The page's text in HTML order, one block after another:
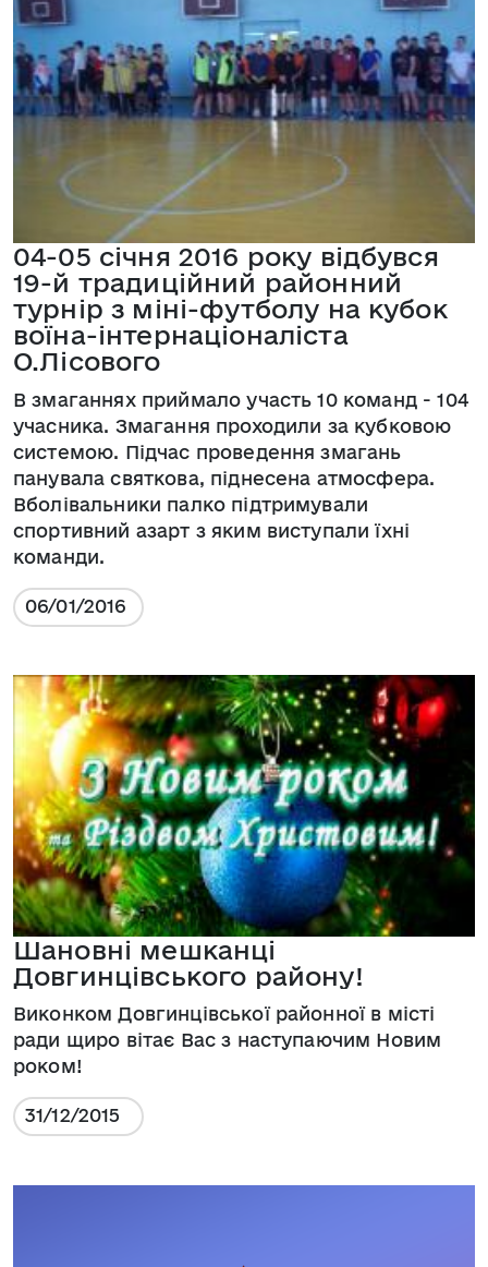
04-05 січня 2016 року відбувся
19-й традиційний районний
турнір з міні-футболу на кубок
воїна-інтернаціоналіста
О.Лісового
В змаганнях приймало участь 10 команд - 104
учасника. Змагання проходили за кубковою
системою. Підчас проведення змагань
панувала святкова, піднесена атмосфера.
Вболівальники палко підтримували
спортивний азарт з яким виступали їхні
команди.
06/01/2016
Шановні мешканці
Довгинцівського району!
Виконком Довгинцівської районної в місті
ради щиро вітає Вас з наступаючим Новим
роком!
31/12/2015